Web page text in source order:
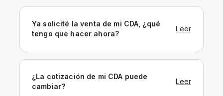
Ya solicité la venta de mi CDA, ¿qué
tengo que hacer ahora?
Leer
¿La cotización de mi CDA puede
cambiar?
Leer